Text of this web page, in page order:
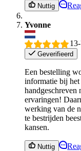
Nuttig
Yvonne
Geverifieerd
Een bestelling
informatie bij het
handgeschreven
ervaringen!
werking van de
te bestrijden
kansen.
Nuttig